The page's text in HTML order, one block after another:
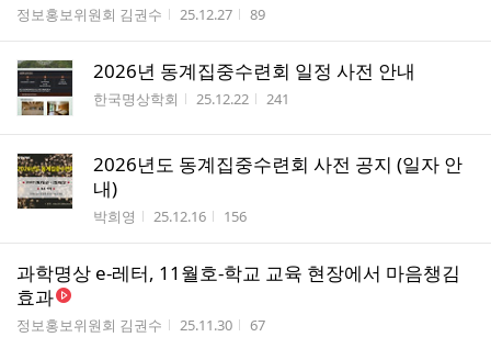
작성자
정보홍보위원회 김권수 작성시간
25.12.27 조회수
89
2026년 동계집중수련회 일정 사전 안내
작성자
한국명상학회 작성시간
25.12.22 조회수
241
2026년도 동계집중수련회 사전 공지 (일자 안
내)
작성자
박희영 작성시간
25.12.16 조회수
156
과학명상 e-레터, 11월호-학교 교육 현장에서 마음챙김
효과
작성자
정보홍보위원회 김권수 작성시간
25.11.30 조회수
67